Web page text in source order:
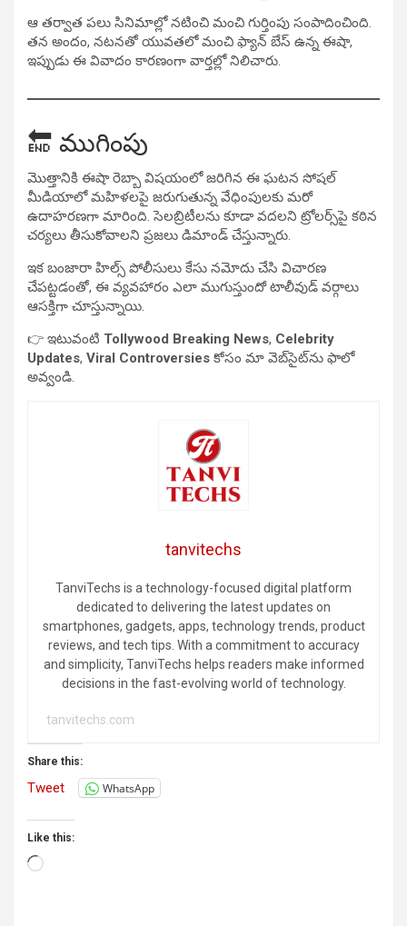
ఆ తర్వాత పలు సినిమాల్లో నటించి మంచి గుర్తింపు సంపాదించింది.
తన అందం, నటనతో యువతలో మంచి ఫ్యాన్ బేస్ ఉన్న ఈషా,
ఇప్పుడు ఈ వివాదం కారణంగా వార్తల్లో నిలిచారు.
🔚 ముగింపు
మొత్తానికి ఈషా రెబ్బా విషయంలో జరిగిన ఈ ఘటన సోషల్
మీడియాలో మహిళలపై జరుగుతున్న వేధింపులకు మరో
ఉదాహరణగా మారింది. సెలబ్రిటీలను కూడా వదలని ట్రోలర్స్‌పై కఠిన
చర్యలు తీసుకోవాలని ప్రజలు డిమాండ్ చేస్తున్నారు.
ఇక బంజారా హిల్స్ పోలీసులు కేసు నమోదు చేసి విచారణ
చేపట్టడంతో, ఈ వ్యవహారం ఎలా ముగుస్తుందో టాలీవుడ్ వర్గాలు
ఆసక్తిగా చూస్తున్నాయి.
👉 ఇటువంటి Tollywood Breaking News, Celebrity
Updates, Viral Controversies కోసం మా వెబ్‌సైట్‌ను ఫాలో
అవ్వండి.
tanvitechs
TanviTechs is a technology-focused digital platform
dedicated to delivering the latest updates on
smartphones, gadgets, apps, technology trends, product
reviews, and tech tips. With a commitment to accuracy
and simplicity, TanviTechs helps readers make informed
decisions in the fast-evolving world of technology.
tanvitechs.com
Share this:
Tweet WhatsApp
Like this:
Loading…